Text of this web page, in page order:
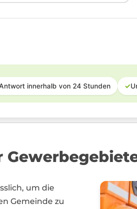
innerhalb von 24 Stunden ✓
um die
Gemeinde zu